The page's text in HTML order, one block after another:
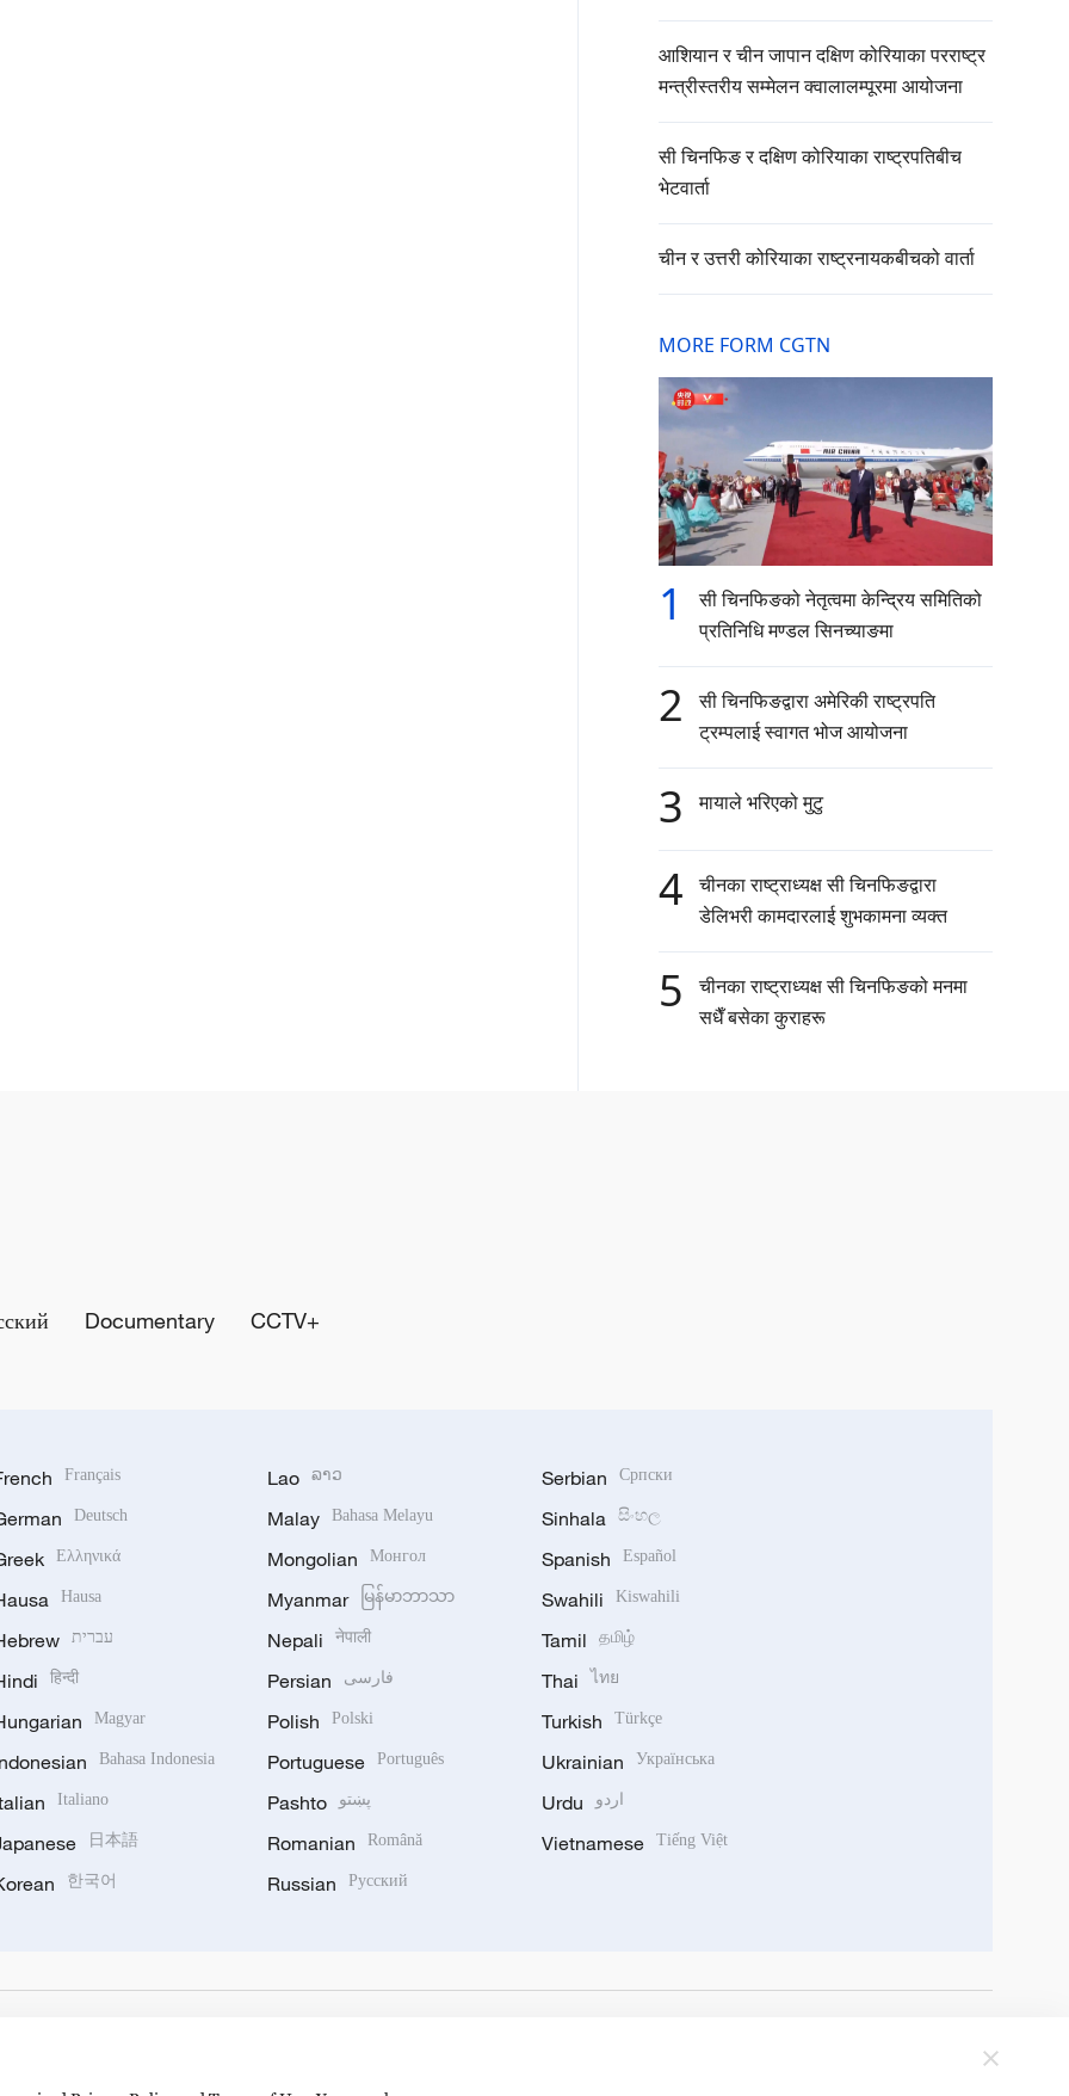
आशियान र चीन जापान दक्षिण कोरियाका परराष्ट्र
मन्त्रीस्तरीय सम्मेलन क्वालालम्पूरमा आयोजना
सी चिनफिङ र दक्षिण कोरियाका राष्ट्रपतिबीच
भेटवार्ता
चीन र उत्तरी कोरियाका राष्ट्रनायकबीचको वार्ता
MORE FORM CGTN
1
सी चिनफिङको नेतृत्वमा केन्द्रिय समितिको
प्रतिनिधि मण्डल सिनच्याङमा
2
सी चिनफिङद्वारा अमेरिकी राष्ट्रपति
ट्रम्पलाई स्वागत भोज आयोजना
3 मायाले भरिएको मुटु
4
चीनका राष्ट्राध्यक्ष सी चिनफिङद्वारा
डेलिभरी कामदारलाई शुभकामना व्यक्त
5
चीनका राष्ट्राध्यक्ष सी चिनफिङको मनमा
सधैँ बसेका कुराहरू
Documentary CCTV+
Français
Deutsch
Ελληνικά
Hausa
עברית
हिन्दी
Magyar
Bahasa Indonesia
Italiano
日本語
한국어
Lao ລາວ
Malay Bahasa Melayu
Mongolian Монгол
Myanmar မြန်မာဘာသာ
Nepali नेपाली
Persian فارسی
Polish Polski
Portuguese Português
Pashto پښتو
Romanian Română
Russian Русский
Serbian Српски
Sinhala සිංහල
Spanish Español
Swahili Kiswahili
Tamil தமிழ்
Thai ไทย
Turkish Türkçe
Ukrainian Українська
Urdu اردو
Vietnamese Tiếng Việt